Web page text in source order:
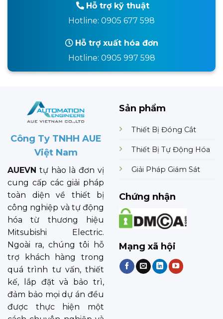
Hỗ trợ kỹ thuật
Hotline: 0905 677 598
Hỗ trợ xuất hóa đơn
Hotline: 0905 997 598
Công Ty TNHH AUE
Việt Nam
AUEVN tự hào là đơn vị
cung cấp các giải pháp
toàn diện về thiết bị
công nghiệp và tự động
hóa từ thương hiệu
Mitsubishi Electric.
Ngoài ra, chúng tôi hỗ
trợ khách hàng trong
quá trình tư vấn, thiết
kế, lắp đặt và bảo trì,
đảm bảo mọi dự án đều
được thực hiện một
Sản phẩm
Thiết Bị Đóng Cắt
Thiết Bị Tự Động Hóa
Giải Pháp Giám Sát
Chứng nhận
Mạng xã hội